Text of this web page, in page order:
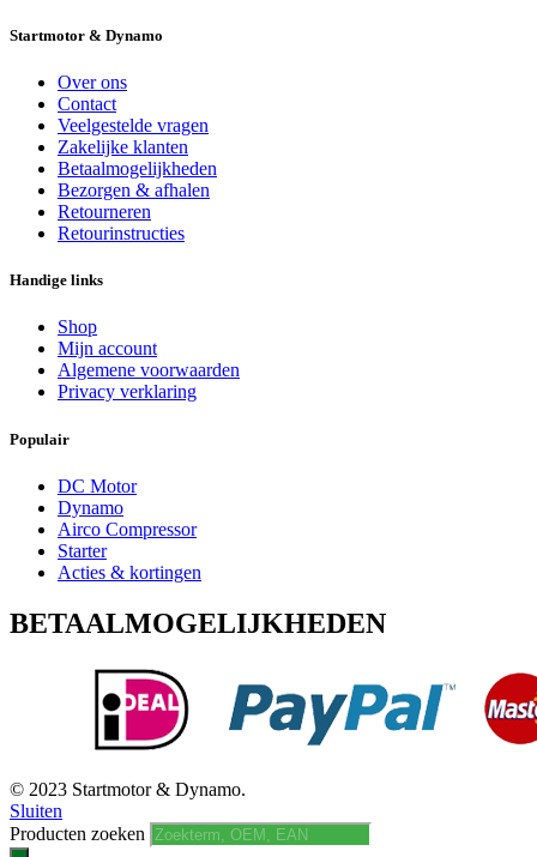
Startmotor & Dynamo
Over ons
Contact
Veelgestelde vragen
Zakelijke klanten
Betaalmogelijkheden
Bezorgen & afhalen
Retourneren
Retourinstructies
Handige links
Shop
Mijn account
Algemene voorwaarden
Privacy verklaring
Populair
DC Motor
Dynamo
Airco Compressor
Starter
Acties & kortingen
BETAALMOGELIJKHEDEN
© 2023 Startmotor & Dynamo.
Sluiten
Producten zoeken